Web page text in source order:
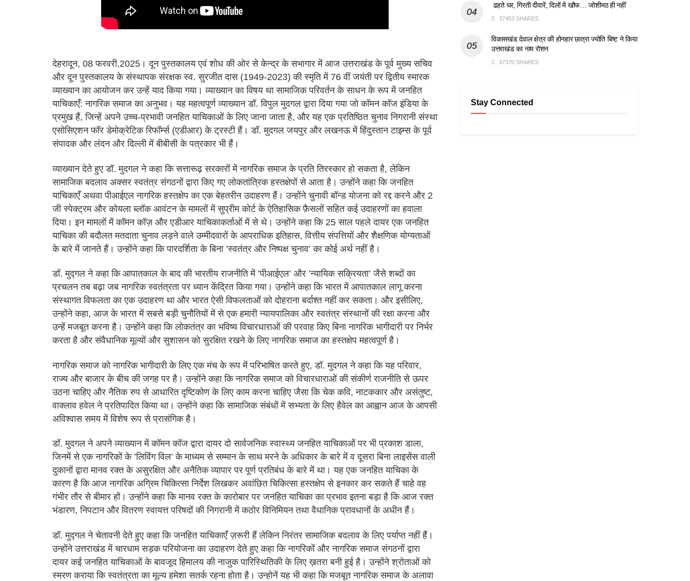
देहरादून, 08 फरवरी,2025। दून पुस्तकालय एवं शोध की ओर से केन्द्र के सभागार में आज उत्तराखंड के पूर्व मुख्य सचिव
और दून पुस्तकालय के संस्थापक संरक्षक स्व. सुरजीत दास (1949-2023) की स्मृति में 76 वीं जयंती पर द्वितीय स्मारक
व्याख्यान का आयोजन कर उन्हें याद किया गया। व्याख्यान का विषय था सामाजिक परिवर्तन के साधन के रूप में जनहित
याचिकाएँ: नागरिक समाज का अनुभव। यह महत्वपूर्ण व्याख्यान डॉ. विपुल मुदगल द्वारा दिया गया जो कॉमन कॉज इंडिया के
प्रमुख हैं, जिन्हें अपने उच्च-प्रभावी जनहित याचिकाओं के लिए जाना जाता है, और यह एक प्रतिष्ठित चुनाव निगरानी संस्था
एसोसिएशन फॉर डेमोक्रेटिक रिफॉर्म्स (एडीआर) के ट्रस्टी हैं। डॉ. मुदगल जयपुर और लखनऊ में हिंदुस्तान टाइम्स के पूर्व
संपादक और लंदन और दिल्ली में बीबीसी के पत्रकार भी हैं।
व्याख्यान देते हुए डॉ. मुदगल ने कहा कि सत्तारूढ़ सरकारों में नागरिक समाज के प्रति तिरस्कार हो सकता है, लेकिन
सामाजिक बदलाव अक्सर स्वतंत्र संगठनों द्वारा किए गए लोकतांत्रिक हस्तक्षेपों से आता है। उन्होंने कहा कि जनहित
याचिकाएँ अथवा पीआईएल नागरिक हस्तक्षेप का एक बेहतरीन उदाहरण हैं। उन्होंने चुनावी बॉन्ड योजना को रद्द करने और 2
जी स्पेक्ट्रम और कोयला ब्लॉक आवंटन के मामलों में सुप्रीम कोर्ट के ऐतिहासिक फ़ैसलों सहित कई उदाहरणों का हवाला
दिया। इन मामलों में कॉमन कॉज़ और एडीआर याचिकाकर्ताओं में से थे। उन्होंने कहा कि 25 साल पहले दायर एक जनहित
याचिका की बदौलत मतदाता चुनाव लड़ने वाले उम्मीदवारों के आपराधिक इतिहास, वित्तीय संपत्तियों और शैक्षणिक योग्यताओं
के बारे में जानते हैं। उन्होंने कहा कि पारदर्शिता के बिना ’स्वतंत्र और निष्पक्ष चुनाव’ का कोई अर्थ नहीं है।
डॉ. मुद्गल ने कहा कि आपातकाल के बाद की भारतीय राजनीति में ’पीआईएल’ और ’न्यायिक सक्रियता’ जैसे शब्दों का
प्रचलन तब बढ़ा जब नागरिक स्वतंत्रता पर ध्यान केंद्रित किया गया। उन्होंने कहा कि भारत में आपातकाल लागू करना
संस्थागत विफलता का एक उदाहरण था और भारत ऐसी विफलताओं को दोहराना बर्दाश्त नहीं कर सकता। और इसीलिए,
उन्होंने कहा, आज के भारत में सबसे बड़ी चुनौतियों में से एक हमारी न्यायपालिका और स्वतंत्र संस्थानों की रक्षा करना और
उन्हें मजबूत करना है। उन्होंने कहा कि लोकतंत्र का भविष्य विचारधाराओं की परवाह किए बिना नागरिक भागीदारी पर निर्भर
करता है और संवैधानिक मूल्यों और सुशासन को सुरक्षित रखने के लिए नागरिक समाज का हस्तक्षेप महत्वपूर्ण है।
नागरिक समाज को नागरिक भागीदारी के लिए एक मंच के रूप में परिभाषित करते हुए, डॉ. मुदगल ने कहा कि यह परिवार,
राज्य और बाजार के बीच की जगह पर है। उन्होंने कहा कि नागरिक समाज को विचारधाराओं की संकीर्ण राजनीति से ऊपर
उठना चाहिए और नैतिक रुप से आधारित दृष्टिकोण के लिए काम करना चाहिए जैसा कि चेक कवि, नाटककार और असंतुष्ट,
वाक्लाव हवेल ने प्रतिपादित किया था। उन्होंने कहा कि सामाजिक संबंधों में सभ्यता के लिए हैवेल का आह्वान आज के आपसी
अविश्वास समय में विशेष रूप से प्रासंगिक है।
डॉ. मुदगल ने अपने व्याख्यान में कॉमन कॉज द्वारा दायर दो सार्वजनिक स्वास्थ्य जनहित याचिकाओं पर भी प्रकाश डाला,
जिनमें से एक नागरिकों के ’लिविंग विल’ के माध्यम से सम्मान के साथ मरने के अधिकार के बारे में व दूसरा बिना लाइसेंस वाली
दुकानों द्वारा मानव रक्त के असुरक्षित और अनैतिक व्यापार पर पूर्ण प्रतिबंध के बारे में था। यह एक जनहित याचिका के
कारण है कि आज नागरिक अग्रिम चिकित्सा निर्देश लिखकर अवांछित चिकित्सा हस्तक्षेप से इनकार कर सकते हैं चाहे वह
गंभीर तौर से बीमार हों। उन्होंने कहा कि मानव रक्त के कारोबार पर जनहित याचिका का प्रभाव इतना बड़ा है कि आज रक्त
भंडारण, निपटान और वितरण स्वायत्त परिषदों की निगरानी में कठोर विनिमियन तथा वैधानिक प्रावधानों के अधीन हैं।
डॉ. मुद्गल ने चेतावनी देते हुए कहा कि जनहित याचिकाएँ ज़रूरी हैं लेकिन निरंतर सामाजिक बदलाव के लिए पर्याप्त नहीं हैं।
उन्होंने उत्तराखंड में चारधाम सड़क परियोजना का उदाहरण देते हुए कहा कि नागरिकों और नागरिक समाज संगठनों द्वारा
दायर कई जनहित याचिकाओं के बावजूद हिमालय की नाजुक पारिस्थितिकी के लिए ख़तरा बनी हुई है। उन्होंने श्रोताओं को
स्मरण कराया कि स्वतंत्रता का मूल्य हमेशा सतर्क रहना होता है। उन्होनें यह भी कहा कि मजबूत नागरिक समाज के अलावा
ढहते घर, गिरती दीवारें, दिलों में खौफ… जोशीमठ ही नहीं
37453 SHARES
विकासखंड देवाल क्षेत्र की होनहार छात्रा ज्योति बिष्ट ने किया
उत्तराखंड का नाम रोशन
37370 SHARES
Stay Connected